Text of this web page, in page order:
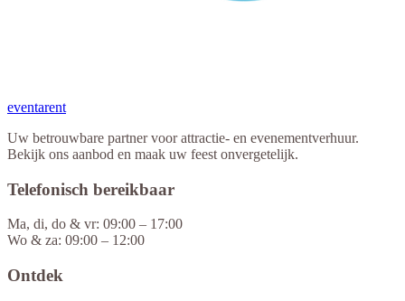
eventarent
Uw betrouwbare partner voor attractie- en evenementverhuur.
Bekijk ons aanbod en maak uw feest onvergetelijk.
Telefonisch bereikbaar
Ma, di, do & vr: 09:00 – 17:00
Wo & za: 09:00 – 12:00
Ontdek